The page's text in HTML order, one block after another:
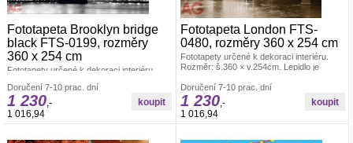
Fototapeta Brooklyn bridge
black FTS-0199, rozměry
360 x 254 cm
Fototapety určené k dekoraci interiéru.
součástí balení. Vyrobeno v ČR. Snadné
lepení ve čtyřech dílech. Lepidlem se
natírá fototapeta. Offsetový tisk.
Doručení 7-10 prac. dní
1 230 ,-
1 016,94
Fototapeta London FTS-
0480, rozměry 360 x 254 cm
Fototapety určené k dekoraci interiéru.
Rozměr: š.360 × v.254cm. Lepidlo je
lepení ve čtyřech dílech. Lepidlem se
natírá fototapeta. Offsetový tisk.
Doručení 7-10 prac. dní
1 230,-
1 016,94